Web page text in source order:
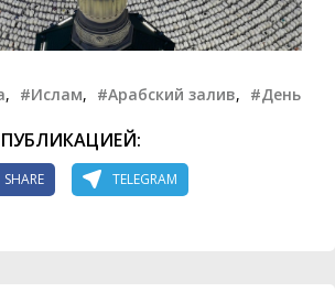
, #Ислам, #Арабский залив, #День
SHARE TELEGRAM